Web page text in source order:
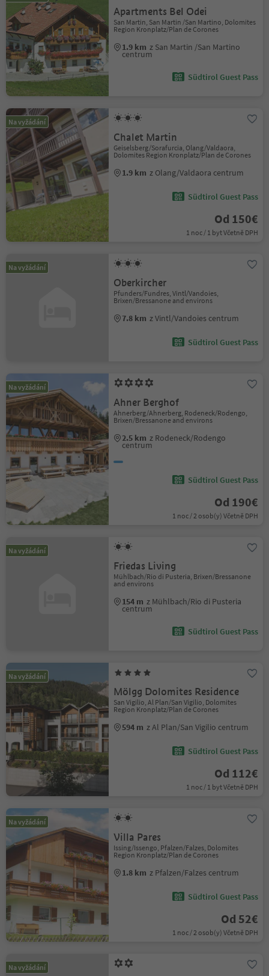
Apartments Bel Odei
San Martin, San Martin /San Martino, Dolomites
Region Kronplatz/Plan de Corones
1.9 km z San Martin /San Martino
centrum
Südtirol Guest Pass
Na vyžádání
Chalet Martin
Geiselsberg/Sorafurcia, Olang/Valdaora,
Dolomites Region Kronplatz/Plan de Corones
1.9 km z Olang/Valdaora centrum
Südtirol Guest Pass
Od 150€
1 noc / 1 byt Včetně DPH
Na vyžádání
Oberkircher
Pfunders/Fundres, Vintl/Vandoies,
Brixen/Bressanone and environs
7.8 km z Vintl/Vandoies centrum
Südtirol Guest Pass
Na vyžádání
Ahner Berghof
Ahnerberg/Ahnerberg, Rodeneck/Rodengo,
Brixen/Bressanone and environs
2.5 km z Rodeneck/Rodengo
centrum
Südtirol Guest Pass
Od 190€
1 noc / 2 osob(y) Včetně DPH
Na vyžádání
Friedas Living
Mühlbach/Rio di Pusteria, Brixen/Bressanone
and environs
154 m z Mühlbach/Rio di Pusteria
centrum
Südtirol Guest Pass
Na vyžádání
Mölgg Dolomites Residence
San Vigilio, Al Plan/San Vigilio, Dolomites
Region Kronplatz/Plan de Corones
594 m z Al Plan/San Vigilio centrum
Südtirol Guest Pass
Od 112€
1 noc / 1 byt Včetně DPH
Na vyžádání
Villa Pares
Issing/Issengo, Pfalzen/Falzes, Dolomites
Region Kronplatz/Plan de Corones
1.8 km z Pfalzen/Falzes centrum
Südtirol Guest Pass
Od 52€
1 noc / 2 osob(y) Včetně DPH
Na vyžádání